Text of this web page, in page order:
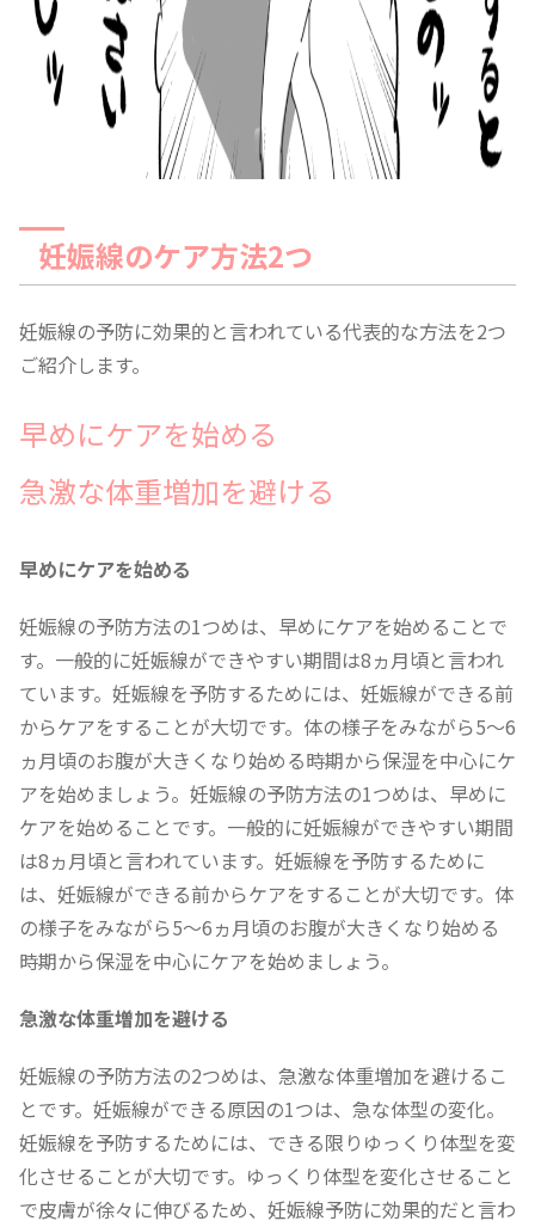
妊娠線のケア方法2つ
妊娠線の予防に効果的と言われている代表的な方法を2つ
ご紹介します。
早めにケアを始める
急激な体重増加を避ける
早めにケアを始める
妊娠線の予防方法の1つめは、早めにケアを始めることで
す。一般的に妊娠線ができやすい期間は8ヵ月頃と言われ
ています。妊娠線を予防するためには、妊娠線ができる前
からケアをすることが大切です。体の様子をみながら5～6
ヵ月頃のお腹が大きくなり始める時期から保湿を中心にケ
アを始めましょう。妊娠線の予防方法の1つめは、早めに
ケアを始めることです。一般的に妊娠線ができやすい期間
は8ヵ月頃と言われています。妊娠線を予防するために
は、妊娠線ができる前からケアをすることが大切です。体
の様子をみながら5～6ヵ月頃のお腹が大きくなり始める
時期から保湿を中心にケアを始めましょう。
急激な体重増加を避ける
妊娠線の予防方法の2つめは、急激な体重増加を避けるこ
とです。妊娠線ができる原因の1つは、急な体型の変化。
妊娠線を予防するためには、できる限りゆっくり体型を変
化させることが大切です。ゆっくり体型を変化させること
で皮膚が徐々に伸びるため、妊娠線予防に効果的だと言わ